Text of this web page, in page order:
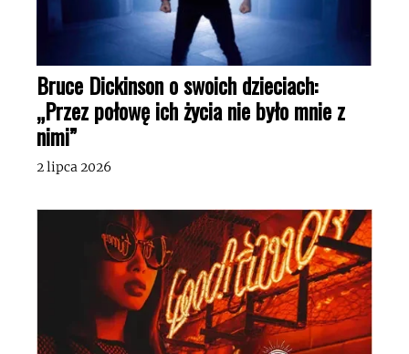
Bruce Dickinson o swoich dzieciach:
„Przez połowę ich życia nie było mnie z
nimi”
2 lipca 2026